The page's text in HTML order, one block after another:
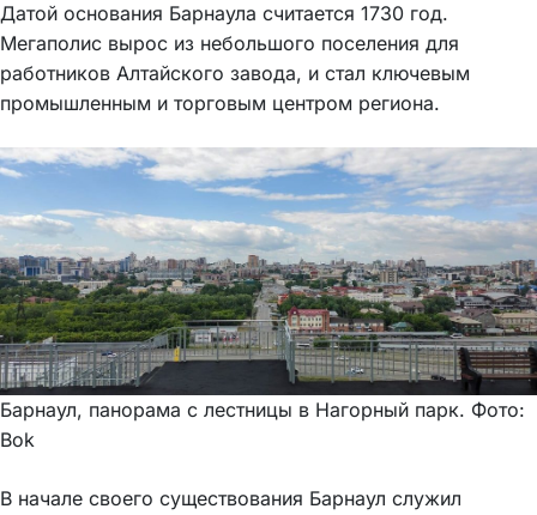
Датой основания Барнаула считается 1730 год.
Мегаполис вырос из небольшого поселения для
работников Алтайского завода, и стал ключевым
промышленным и торговым центром региона.
Барнаул, панорама с лестницы в Нагорный парк. Фото:
Bok
В начале своего существования Барнаул служил